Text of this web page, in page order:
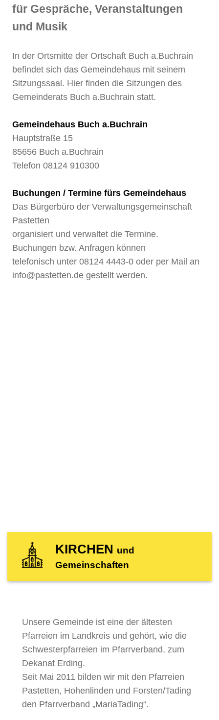
für Gespräche, Veranstaltungen
und Musik
In der Ortsmitte der Ortschaft Buch a.Buchrain
befindet sich das Gemeindehaus mit seinem
Sitzungssaal. Hier finden die Sitzungen des
Gemeinderats Buch a.Buchrain statt.
Gemeindehaus Buch a.Buchrain
Hauptstraße 15
85656 Buch a.Buchrain
Telefon 08124 910300
Buchungen / Termine fürs Gemeindehaus
Das Bürgerbüro der Verwaltungsgemeinschaft
Pastetten
organisiert und verwaltet die Termine.
Buchungen bzw. Anfragen können
telefonisch unter 08124 4443-0 oder per Mail an
info@pastetten.de gestellt werden.
KIRCHEN und
Gemeinschaften
Unsere Gemeinde ist eine der ältesten
Pfarreien im Landkreis und gehört, wie die
Schwesterpfarreien im Pfarrverband, zum
Dekanat Erding.
Seit Mai 2011 bilden wir mit den Pfarreien
Pastetten, Hohenlinden und Forsten/Tading
den Pfarrverband „MariaTading“.